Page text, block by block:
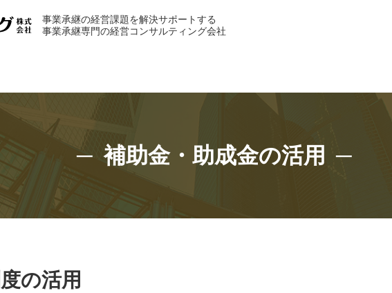
事業承継の経営課題を解決サポートする
事業承継専門の経営コンサルティング会社
補助金・助成金の活用
の活用